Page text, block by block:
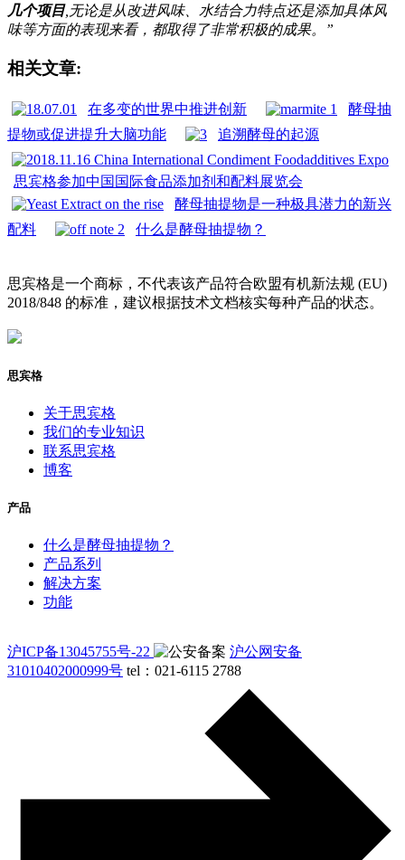
几个项目,无论是从改进风味、水结合力特点还是添加具体风
味等方面的表现来看，都取得了非常积极的成果。”
相关文章:
在多变的世界中推进创新
酵母抽
提物或促进提升大脑功能
追溯酵母的起源
思宾格参加中国国际食品添加剂和配料展览会
酵母抽提物是一种极具潜力的新兴
配料
什么是酵母抽提物？
思宾格是一个商标，不代表该产品符合欧盟有机新法规 (EU)
2018/848 的标准，建议根据技术文档核实每种产品的状态。
思宾格
关于思宾格
我们的专业知识
联系思宾格
博客
产品
什么是酵母抽提物？
产品系列
解决方案
功能
沪ICP备13045755号-22
沪公网安备
31010402000999号 tel：021-6115 2788